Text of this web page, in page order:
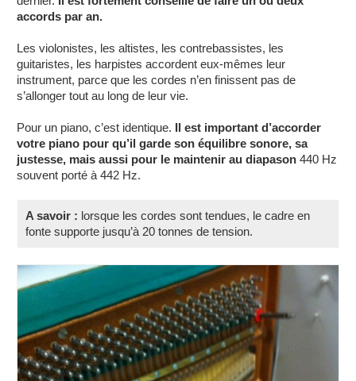
accords par an.
Les violonistes, les altistes, les contrebassistes, les
guitaristes, les harpistes accordent eux-mêmes leur
instrument, parce que les cordes n’en finissent pas de
s’allonger tout au long de leur vie.
Pour un piano, c’est identique. Il est important d’accorder
votre piano pour qu’il garde son équilibre sonore, sa
justesse, mais aussi pour le maintenir au diapason 440 Hz
souvent porté à 442 Hz.
A savoir : lorsque les cordes sont tendues, le cadre en
fonte supporte jusqu’à 20 tonnes de tension.